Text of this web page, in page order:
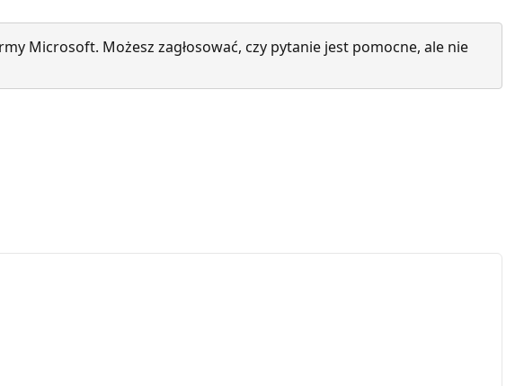
Microsoft. Możesz zagłosować, czy pytanie jest pomocne, ale nie